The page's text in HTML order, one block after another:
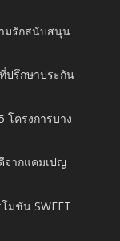
ามรักสนับสนุน
ปรึกษาประกัน
โครงการบาง
จากแคมเปญ
มชัน SWEET